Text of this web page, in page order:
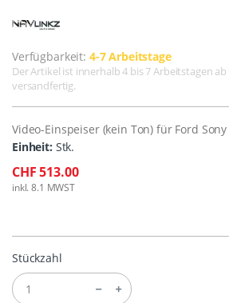
Verfügbarkeit: 4-7 Arbeitstage
Der Artikel ist innerhalb 4 bis 7 Arbeitstagen
versandfertig.
Video-Einspeiser (kein Ton) für Ford
Einheit: Stk.
CHF 513.00
inkl. 8.1 MWST
Stückzahl